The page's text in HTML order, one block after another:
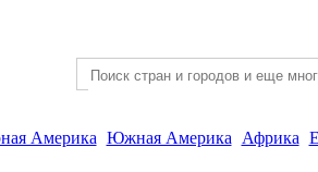
Америка Южная Америка Африка